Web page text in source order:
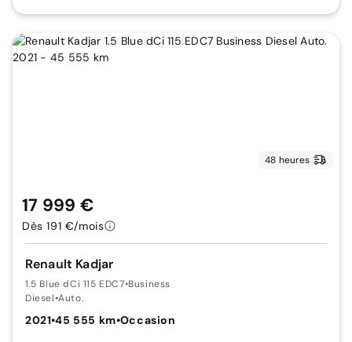
48 heures
Renault Kadjar
1.5 Blue dCi 115 EDC7•Business
Diesel•Auto.
2021•45 555 km•Occasion
17 999 €
Dès 191 €/mois